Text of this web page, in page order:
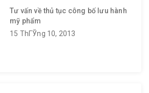
Tư vấn về thủ tục công bố lưu hành
mỹ phẩm
15 ThГЎng 10, 2013